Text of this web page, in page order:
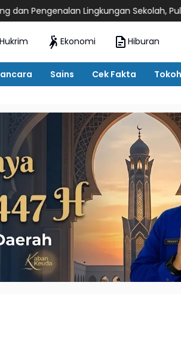
Lingkungan Sekolah, Puluhan Calon
Hukrim Ekonomi Hiburan
Sains Cek Fakta Tokoh